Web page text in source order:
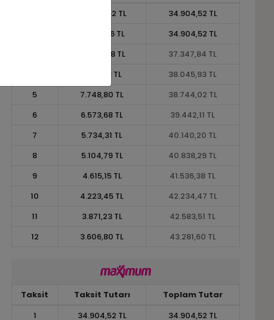
34.904,52 TL
34.904,52 TL
17.452,26 TL
34.904,52 TL
12.449,28 TL
37.347,84 TL
9.511,48 TL
38.045,93 TL
5
7.748,80 TL
38.744,02 TL
6
6.573,68 TL
39.442,11 TL
7
5.734,31 TL
40.140,20 TL
8
5.104,79 TL
40.838,29 TL
9
4.615,15 TL
41.536,38 TL
10
4.223,45 TL
42.234,47 TL
11
3.871,23 TL
42.583,51 TL
12
3.606,80 TL 43.281,60 TL
Taksit Taksit Tutarı
Toplam Tutar
1
34.904,52 TL
34.904,52 TL